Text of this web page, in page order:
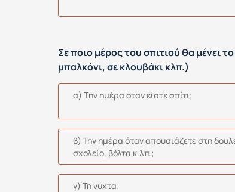
Σε ποιο μέρος του σπιτιού θα μένει
μπαλκόνι, σε κλουβάκι κλπ.)
α) Tην ημέρα όταν είστε σπίτι;
β) Την ημέρα όταν απουσιάζετε στη
σχολείο, βόλτα κ.λπ.;
γ) Τη νύχτα;